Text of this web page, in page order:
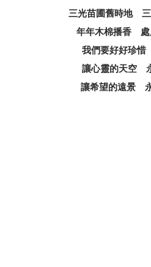
三光苗圃舊時地
年年木棉播香 處
我們要好好珍
讓心靈的天空
讓希望的遠景